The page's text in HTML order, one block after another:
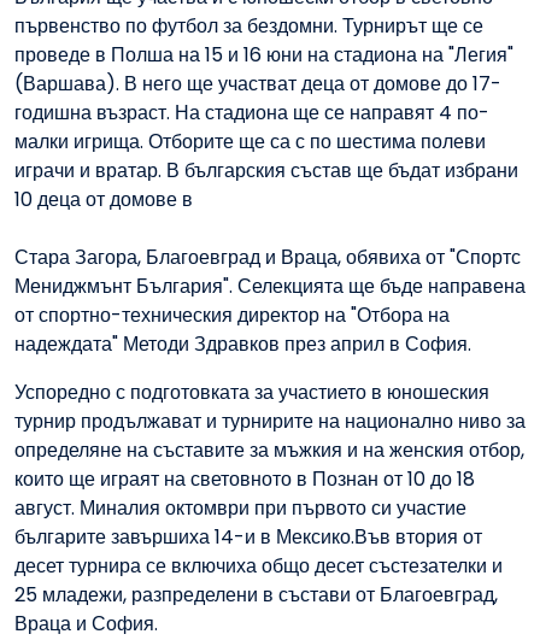
първенство по футбол за бездомни. Турнирът ще се
проведе в Полша на 15 и 16 юни на стадиона на "Легия"
(Варшава). В него ще участват деца от домове до 17-
годишна възраст. На стадиона ще се направят 4 по-
малки игрища. Отборите ще са с по шестима полеви
играчи и вратар. В българския състав ще бъдат избрани
10 деца от домове в
Стара Загора, Благоевград и Враца, обявиха от "Спортс
Мениджмънт България". Селекцията ще бъде направена
от спортно-техническия директор на "Отбора на
надеждата" Методи Здравков през април в София.
Успоредно с подготовката за участието в юношеския
турнир продължават и турнирите на национално ниво за
определяне на съставите за мъжкия и на женския отбор,
които ще играят на световното в Познан от 10 до 18
август. Миналия октомври при първото си участие
българите завършиха 14-и в Мексико.Във втория от
десет турнира се включиха общо десет състезателки и
25 младежи, разпределени в състави от Благоевград,
Враца и София.